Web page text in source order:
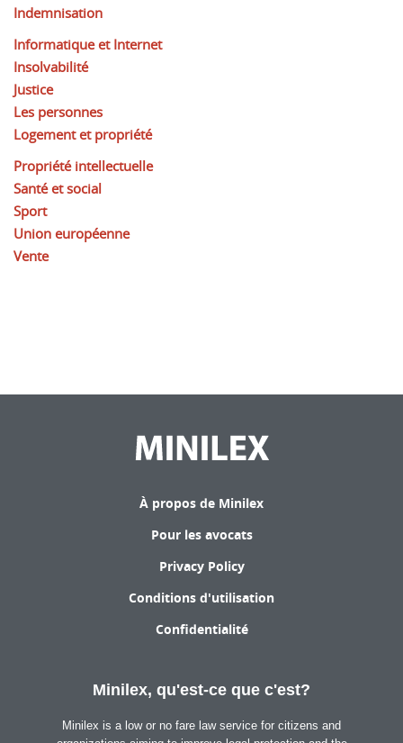
Indemnisation
Informatique et Internet
Insolvabilité
Justice
Les personnes
Logement et propriété
Propriété intellectuelle
Santé et social
Sport
Union européenne
Vente
À propos de Minilex
Pour les avocats
Privacy Policy
Conditions d'utilisation
Confidentialité
Minilex, qu'est-ce que c'est?
Minilex is a low or no fare law service for citizens and